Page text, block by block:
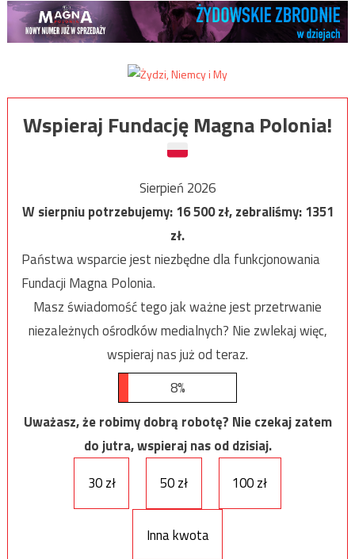
Wspieraj Fundację Magna Polonia!
Sierpień 2026
W sierpniu potrzebujemy:16 500zł, zebraliśmy:1351
zł.
Państwa wsparcie jest niezbędne dla funkcjonowania
Fundacji Magna Polonia.
Masz świadomość tego jak ważne jest przetrwanie
niezależnych ośrodków medialnych? Nie zwlekaj więc,
wspieraj nas już od teraz.
8%
Uważasz, że robimy dobrą robotę? Nie czekaj zatem
do jutra, wspieraj nas od dzisiaj.
30 zł
50 zł 100 zł
Inna kwota